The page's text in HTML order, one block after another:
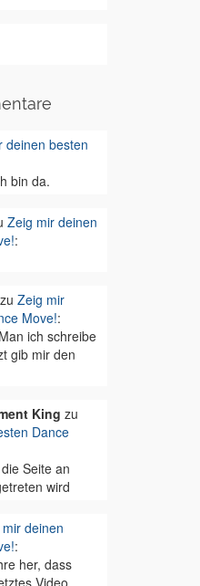
deinen besten
bin da.
Zeig mir deinen
:
Zeig mir
Move!:
ich schreibe
gib mir den
King zu
Dance
Seite an
wird
deinen
:
her, dass
Video